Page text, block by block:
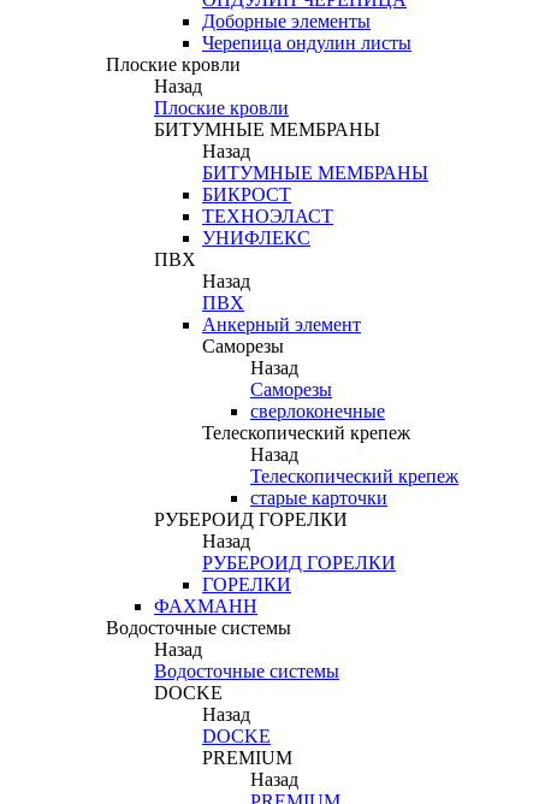
Доборные элементы
Черепица ондулин листы
Плоские кровли
Назад
Плоские кровли
БИТУМНЫЕ МЕМБРАНЫ
Назад
БИТУМНЫЕ МЕМБРАНЫ
БИКРОСТ
ТЕХНОЭЛАСТ
УНИФЛЕКС
ПВХ
Назад
ПВХ
Анкерный элемент
Саморезы
Назад
Саморезы
сверлоконечные
Телескопический крепеж
Назад
Телескопический крепеж
старые карточки
РУБЕРОИД ГОРЕЛКИ
Назад
РУБЕРОИД ГОРЕЛКИ
ГОРЕЛКИ
ФАХМАНН
Водосточные системы
Назад
Водосточные системы
DOCKE
Назад
DOCKE
PREMIUM
Назад